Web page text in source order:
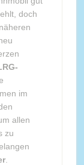
doch
im
allen
zu
.